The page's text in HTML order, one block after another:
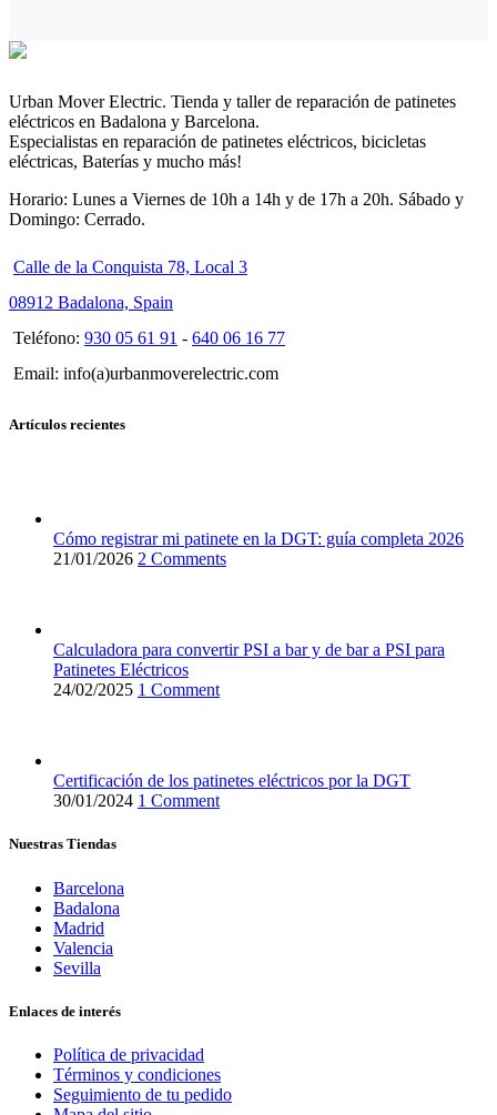
Urban Mover Electric. Tienda y taller de reparación de patinetes
eléctricos en Badalona y Barcelona.
Especialistas en reparación de patinetes eléctricos, bicicletas
eléctricas, Baterías y mucho más!
Horario: Lunes a Viernes de 10h a 14h y de 17h a 20h. Sábado y
Domingo: Cerrado.
Calle de la Conquista 78, Local 3
08912 Badalona, Spain
Teléfono: 930 05 61 91 - 640 06 16 77
Email: info(a)urbanmoverelectric.com
Artículos recientes
Cómo registrar mi patinete en la DGT: guía completa 2026
21/01/2026 2 Comments
Calculadora para convertir PSI a bar y de bar a PSI para
Patinetes Eléctricos
24/02/2025 1 Comment
Certificación de los patinetes eléctricos por la DGT
30/01/2024 1 Comment
Nuestras Tiendas
Barcelona
Badalona
Madrid
Valencia
Sevilla
Enlaces de interés
Política de privacidad
Términos y condiciones
Seguimiento de tu pedido